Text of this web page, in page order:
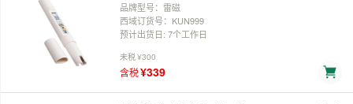
品牌型号：雷磁
西域订货号：KUN999
预计出货日: 7个工作日
未税¥300
含税¥339